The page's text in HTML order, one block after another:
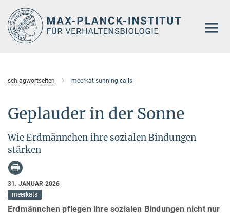
Hauptinhalt
schlagwortseiten meerkat-sunning-calls
Geplauder in der Sonne
Wie Erdmännchen ihre sozialen Bindungen
stärken
31. JANUAR 2026
meerkats
Erdmännchen pflegen ihre sozialen Bindungen nicht nur